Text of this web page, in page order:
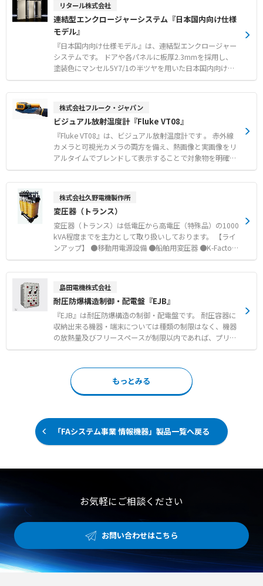
本体フレームとサイドパネル、ベースなどを組み合わせる
モジュール構造により、機器実装や配線作業の時間を短縮
可能です。 【特徴】 ●エンクロージャーの4面いずれから
も連結可能な高い拡張性 ●組立時にフレームとパネル部品
間を確実に導電接続する自動等電位化機能 ●グローバルで
使用できる各種認証取得および高い保護等級対応 【用途・
事例】 ●各種産業機械や生産設備の制御盤 ●電力設備の
リタール株式会社
連結型エンクロージャーシステム『日本国内向け仕様
モデル』
『日本国内向け仕様モデル』は、連結型エンクロージャー
システムです。 ドアや各パネルに板厚2.3mmを採用し、
塗装色にマンセル5Y7/1の半ツヤを用いた日本国内向けの
製品です。 16回ロールフォーミングした折り曲げフレーム
により、軽量化と堅牢性を両立しています。 前後左右上下
を実現します。 フレーム構造が変わらないため、標準TS8
と共通のアクセサリーを使用可能です。 【特徴】 ●板厚2.
3mmおよびマンセル5Y7/1半ツヤ塗装を採用した日本国内
向け仕様 ●16回ロールフォーミングフレームによる軽量
化と堅牢性の両立 ●前後左右上下への多様な連結と標準TS
8アクセサリーの共通利用 【用途・事例】 ●配電システム
やITインフラなど多岐にわたるシステム基盤用途 ●設置ス
な現場 ●パネルやグランドプレートの包括的な等電位化が
求められる電気制御設備
株式会社フルーク・ジャパン
ビジュアル放射温度計『Fluke VT08』
『Fluke VT08』は、ビジュアル放射温度計です 。 赤外線
カメラと可視光カメラの両方を備え、熱画像と実画像をリ
アルタイムでブレンドして表示することで対象物を明確に
区別できます 。 120×90（10,800画素）の高分解能によ
り、旧型モデルの12倍となる詳細な温度分布の確認が可能
採用し、5時間以上の連続駆動を実現しています 。 IP65の
防塵・防水性能と2mの落下試験をクリアする堅牢性を備
え、直射日光や雨天などの過酷な産業環境でも安定した測
定が行えます 。 片手で操作可能なコンパクトなサイズな
がら、フラッシュライトやPIP（ピクチャー・イン・ピク
チャー）表示などの多彩な機能を搭載しています 。 【特
徴】 ● 可視画像と赤外線ヒートマップのリアルタイムブ
温度分布の特定 ● フラッシュライト搭載およびPIP（ピク
チャー・イン・ピクチャー）対応 【用途・事例】 ● 電気
設備や配電盤の点検における問題箇所の早期発見 ● 機械
装置の過熱状態の可視化および温度分布の確認 ● 雨天や
粉塵の舞う過酷な現場での信頼性の高い温度測定
株式会社久野電機製作所
変圧器（トランス）
変圧器（トランス）は低電圧から高電圧（特殊品）の1000
kVA程度までを主力として取り扱いしております。 【ライ
ンアップ】 ●移動用電源設備 ●船舶用変圧器 ●K-Factor
定格変圧器 ●H種乾式変圧器 ●F種モールド変圧器 ●海外
規格認証変圧器（UL／EN） ●耐雷トランス ●小型操作用
島田電機株式会社
耐圧防爆構造制御・配電盤『EJB』
『EJB』は耐圧防爆構造の制御・配電盤です。 耐圧容器に
収納出来る機器・端末については種類の制限はなく、機器
の放熱量及びフリースペースが制限以内であれば、プリン
ト基板ユニット等、様々な種類の電子・電気機器、メディ
窓も設置できるため、指示計等の視認が出来、盤面には表
示灯、押しボタン、切替スイッチ、ＭＣＢ／ＭＣＣＢ／断
路器用外部ハンドルの取り付けが可能。また、本質安全防
もっとみる
「FAシステム事業 情報機器」製品一覧へ戻る
お気軽にご相談ください
お問い合わせはこちら